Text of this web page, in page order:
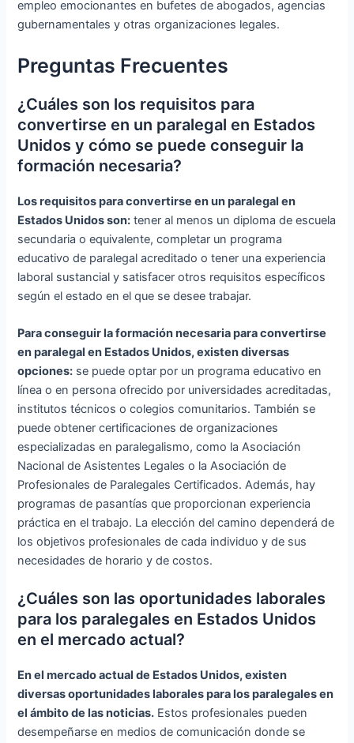
empleo emocionantes en bufetes de abogados, agencias
gubernamentales y otras organizaciones legales.
Preguntas Frecuentes
¿Cuáles son los requisitos para
convertirse en un paralegal en Estados
Unidos y cómo se puede conseguir la
formación necesaria?
Los requisitos para convertirse en un paralegal en
Estados Unidos son: tener al menos un diploma de escuela
secundaria o equivalente, completar un programa
educativo de paralegal acreditado o tener una experiencia
laboral sustancial y satisfacer otros requisitos específicos
según el estado en el que se desee trabajar.
Para conseguir la formación necesaria para convertirse
en paralegal en Estados Unidos, existen diversas
opciones: se puede optar por un programa educativo en
línea o en persona ofrecido por universidades acreditadas,
institutos técnicos o colegios comunitarios. También se
puede obtener certificaciones de organizaciones
especializadas en paralegalismo, como la Asociación
Nacional de Asistentes Legales o la Asociación de
Profesionales de Paralegales Certificados. Además, hay
programas de pasantías que proporcionan experiencia
práctica en el trabajo. La elección del camino dependerá de
los objetivos profesionales de cada individuo y de sus
necesidades de horario y de costos.
¿Cuáles son las oportunidades laborales
para los paralegales en Estados Unidos
en el mercado actual?
En el mercado actual de Estados Unidos, existen
diversas oportunidades laborales para los paralegales en
el ámbito de las noticias. Estos profesionales pueden
desempeñarse en medios de comunicación donde se